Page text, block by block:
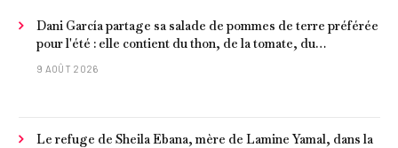
Dani García partage sa salade de pommes de terre préférée
pour l'été : elle contient du thon, de la tomate, du
concombre et de l'œuf
9 AOÛT 2026
Le refuge de Sheila Ebana, mère de Lamine Yamal, dans la